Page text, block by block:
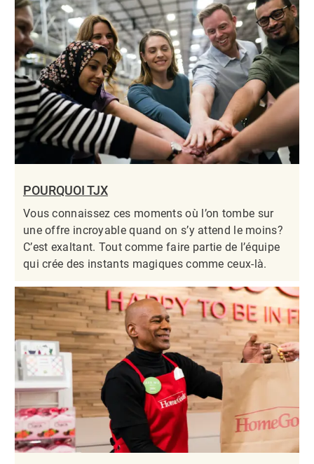
POURQUOI TJX
Vous connaissez ces moments où l’on tombe sur
une offre incroyable quand on s’y attend le moins?
C’est exaltant. Tout comme faire partie de l’équipe
qui crée des instants magiques comme ceux-là.​​​​​​​